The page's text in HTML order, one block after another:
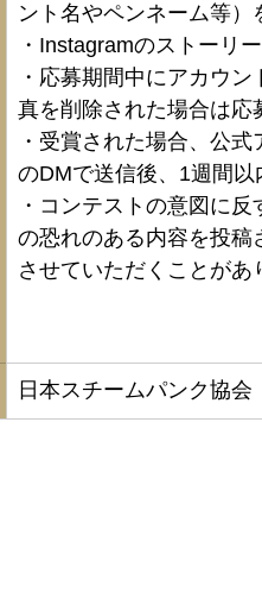
ント名やペンネーム等）
・Instagramのストーリ
・応募期間中にアカウ
真を削除された場合は応
・受賞された場合、公
のDMで送信後、1週間以
・コンテストの意図に
の恐れのある内容を投稿
させていただくことがあ
​日本スチームパンク協会